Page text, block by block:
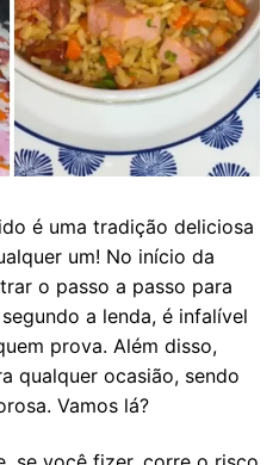
é uma tradição deliciosa
um! No início da
o passo a passo para
a lenda, é infalível
prova. Além disso,
qualquer ocasião, sendo
Vamos lá?